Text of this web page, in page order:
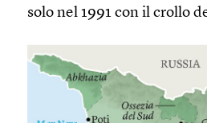
solo nel 1991 con il crollo